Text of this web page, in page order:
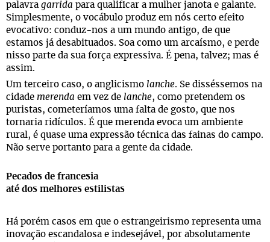
palavra garrida para qualificar a mulher janota e galante.
Simplesmente, o vocábulo produz em nós certo efeito
evocativo: conduz-nos a um mundo antigo, de que
estamos já desabituados. Soa como um arcaísmo, e perde
nisso parte da sua força expressiva. É pena, talvez; mas é
assim.
Um terceiro caso, o anglicismo lanche. Se disséssemos na
cidade merenda em vez de lanche, como pretendem os
puristas, cometeríamos uma falta de gosto, que nos
tornaria ridículos. É que merenda evoca um ambiente
rural, é quase uma expressão técnica das fainas do campo.
Não serve portanto para a gente da cidade.
Pecados de francesia
até dos melhores estilistas
Há porém casos em que o estrangeirismo representa uma
inovação escandalosa e indesejável, por absolutamente